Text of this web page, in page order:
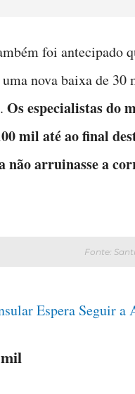
foi antecipado
nova baixa de
Os especialistas do
mil até ao final
não arruinasse a
Fonte:
Espera Seguir